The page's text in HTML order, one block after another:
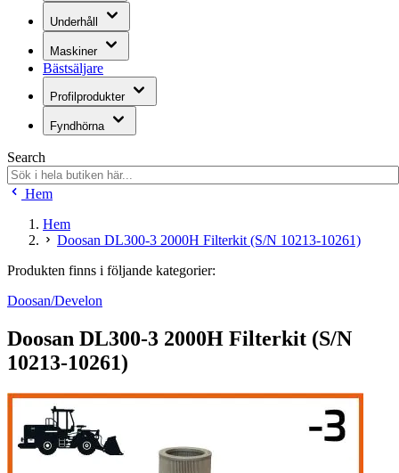
Underhåll
Maskiner
Bästsäljare
Profilprodukter
Fyndhörna
Search
Hem
Hem
Doosan DL300-3 2000H Filterkit (S/N 10213-10261)
Produkten finns i följande kategorier:
Doosan/Develon
Doosan DL300-3 2000H Filterkit (S/N
10213-10261)